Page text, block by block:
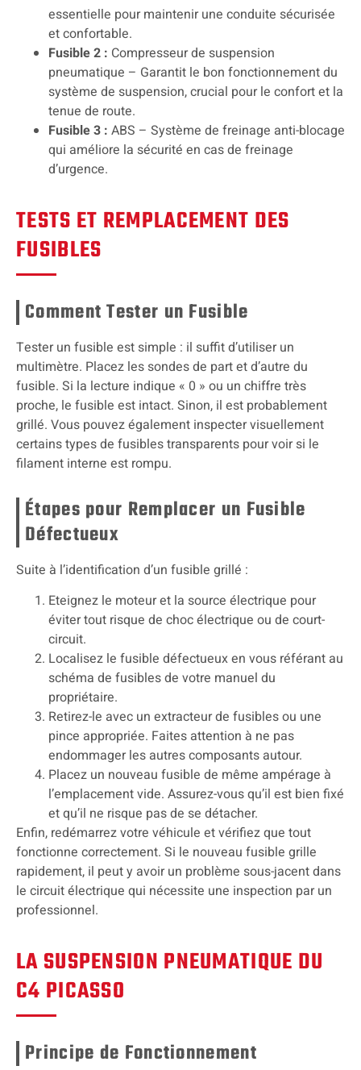
essentielle pour maintenir une conduite sécurisée
et confortable.
Fusible 2 : Compresseur de suspension
pneumatique – Garantit le bon fonctionnement du
système de suspension, crucial pour le confort et la
tenue de route.
Fusible 3 : ABS – Système de freinage anti-blocage
qui améliore la sécurité en cas de freinage
d’urgence.
TESTS ET REMPLACEMENT DES
FUSIBLES
Comment Tester un Fusible
Tester un fusible est simple : il suffit d’utiliser un
multimètre. Placez les sondes de part et d’autre du
fusible. Si la lecture indique « 0 » ou un chiffre très
proche, le fusible est intact. Sinon, il est probablement
grillé. Vous pouvez également inspecter visuellement
certains types de fusibles transparents pour voir si le
filament interne est rompu.
Étapes pour Remplacer un Fusible
Défectueux
Suite à l’identification d’un fusible grillé :
Eteignez le moteur et la source électrique pour
éviter tout risque de choc électrique ou de court-
circuit.
Localisez le fusible défectueux en vous référant au
schéma de fusibles de votre manuel du
propriétaire.
Retirez-le avec un extracteur de fusibles ou une
pince appropriée. Faites attention à ne pas
endommager les autres composants autour.
Placez un nouveau fusible de même ampérage à
l’emplacement vide. Assurez-vous qu’il est bien fixé
et qu’il ne risque pas de se détacher.
Enfin, redémarrez votre véhicule et vérifiez que tout
fonctionne correctement. Si le nouveau fusible grille
rapidement, il peut y avoir un problème sous-jacent dans
le circuit électrique qui nécessite une inspection par un
professionnel.
LA SUSPENSION PNEUMATIQUE DU
C4 PICASSO
Principe de Fonctionnement